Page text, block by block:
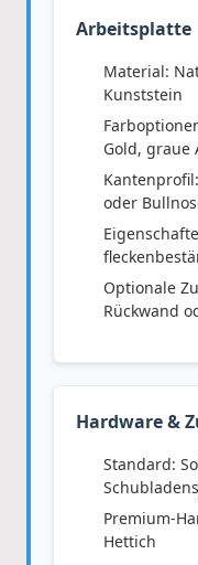
Arbeitsplatte
Material:
Kunststein
Gold, graue
oder
Optionale
Rückwand
Hardware &
Standard:
Premium-
Hettich